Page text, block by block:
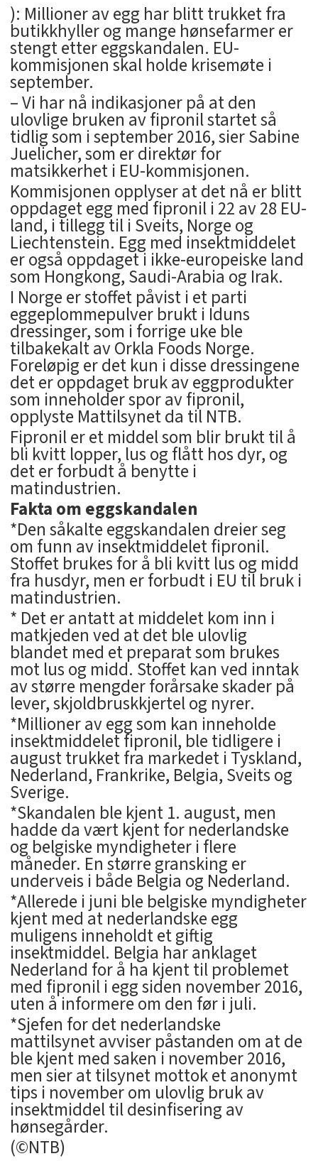
): Millioner av egg har blitt trukket fra
butikkhyller og mange hønsefarmer er
stengt etter eggskandalen. EU-
kommisjonen skal holde krisemøte i
september.
– Vi har nå indikasjoner på at den
ulovlige bruken av fipronil startet så
tidlig som i september 2016, sier Sabine
Juelicher, som er direktør for
matsikkerhet i EU-kommisjonen.
Kommisjonen opplyser at det nå er blitt
oppdaget egg med fipronil i 22 av 28 EU-
land, i tillegg til i Sveits, Norge og
Liechtenstein. Egg med insektmiddelet
er også oppdaget i ikke-europeiske land
som Hongkong, Saudi-Arabia og Irak.
I Norge er stoffet påvist i et parti
eggeplommepulver brukt i Iduns
dressinger, som i forrige uke ble
tilbakekalt av Orkla Foods Norge.
Foreløpig er det kun i disse dressingene
det er oppdaget bruk av eggprodukter
som inneholder spor av fipronil,
opplyste Mattilsynet da til NTB.
Fipronil er et middel som blir brukt til å
bli kvitt lopper, lus og flått hos dyr, og
det er forbudt å benytte i
matindustrien.
Fakta om eggskandalen
*Den såkalte eggskandalen dreier seg
om funn av insektmiddelet fipronil.
Stoffet brukes for å bli kvitt lus og midd
fra husdyr, men er forbudt i EU til bruk i
matindustrien.
* Det er antatt at middelet kom inn i
matkjeden ved at det ble ulovlig
blandet med et preparat som brukes
mot lus og midd. Stoffet kan ved inntak
av større mengder forårsake skader på
lever, skjoldbruskkjertel og nyrer.
*Millioner av egg som kan inneholde
insektmiddelet fipronil, ble tidligere i
august trukket fra markedet i Tyskland,
Nederland, Frankrike, Belgia, Sveits og
Sverige.
*Skandalen ble kjent 1. august, men
hadde da vært kjent for nederlandske
og belgiske myndigheter i flere
måneder. En større gransking er
underveis i både Belgia og Nederland.
*Allerede i juni ble belgiske myndigheter
kjent med at nederlandske egg
muligens inneholdt et giftig
insektmiddel. Belgia har anklaget
Nederland for å ha kjent til problemet
med fipronil i egg siden november 2016,
uten å informere om den før i juli.
*Sjefen for det nederlandske
mattilsynet avviser påstanden om at de
ble kjent med saken i november 2016,
men sier at tilsynet mottok et anonymt
tips i november om ulovlig bruk av
insektmiddel til desinfisering av
hønsegårder.
(©NTB)